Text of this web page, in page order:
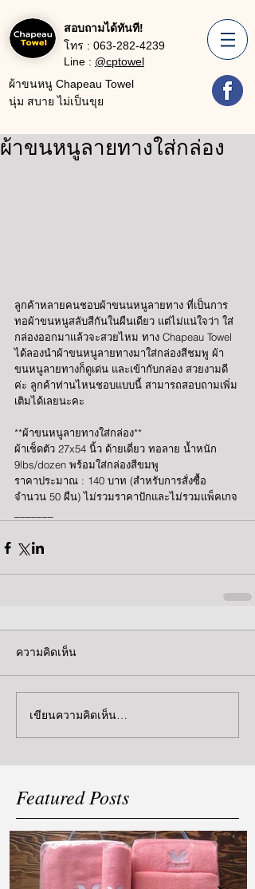
สอบถามได้ทันที!
โทร : 063-282-4239
Line : @cptowel
ผ้าขนหนู Chapeau Towel
นุ่ม สบาย ไม่เป็นขุย
ผ้าขนหนูลายทางใส่กล่อง
ลูกค้าหลายคนชอบผ้าขนนหนูลายทาง ที่เป็นการ
ทอผ้าขนหนูสลับสีกันในผืนเดียว แต่ไม่แน่ใจว่า ใส่
กล่องออกมาแล้วจะสวยไหม ทาง Chapeau Towel
ได้ลองนำผ้าขนหนูลายทางมาใส่กล่องสีชมพู ผ้า
ขนหนูลายทางก็ดูเด่น และเข้ากับกล่อง สวยงามดี
ค่ะ ลูกค้าท่านไหนชอบแบบนี้ สามารถสอบถามเพิ่ม
เติมได้เลยนะคะ
**ผ้าขนหนูลายทางใส่กล่อง**
ผ้าเช็ดตัว 27x54 นิ้ว ด้ายเดี่ยว ทอลาย น้ำหนัก
9lbs/dozen พร้อมใส่กล่องสีขมพู
ราคาประมาณ : 140 บาท (สำหรับการสั่งซื้อ
จำนวน 50 ผืน) ไม่รวมราคาปักและไม่รวมแพ็คเกจ
ความคิดเห็น
เขียนความคิดเห็น…
Featured Posts